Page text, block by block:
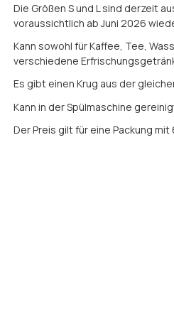
Die Größen S und L sind derzeit
voraussichtlich ab Juni 2026
Kann sowohl für Kaffee, Tee,
verschiedene
Es gibt einen Krug aus der
Kann in der Spülmaschine
Der Preis gilt für eine Packung mit